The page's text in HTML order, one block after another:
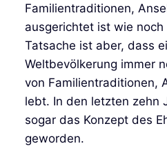
Familientraditionen,
ausgerichtet ist wie
Tatsache ist aber, dass
Weltbevölkerung immer
von Familientraditionen,
lebt. In den letzten zehn
sogar das Konzept des
geworden.